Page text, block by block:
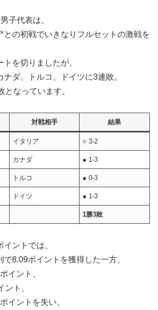
子代表は、
との初戦でいきなりフルセットの激戦を
を切りましたが、
ナダ、トルコ、ドイツに3連敗。
となっています。
対戦相手 結果
イタリア ○ 3-2
カナダ ● 1-3
トルコ ● 0-3
ドイツ ● 1-3
1勝3敗
ントでは、
で8.09ポイントを獲得した一方、
イント、
ント、
イントを失い、